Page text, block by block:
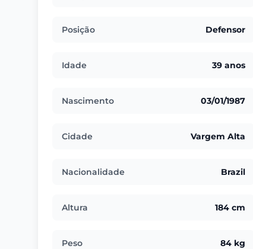
Posição Defensor
Idade 39 anos
Nascimento 03/01/1987
Cidade Vargem Alta
Nacionalidade Brazil
Altura 184 cm
Peso 84 kg